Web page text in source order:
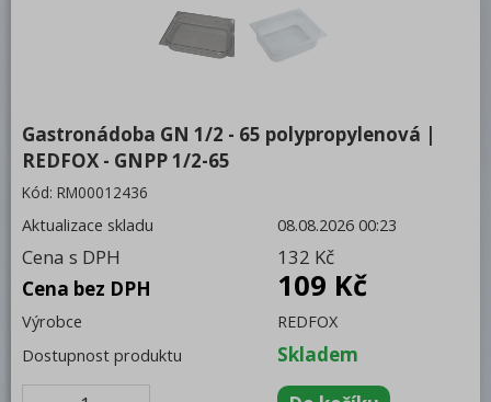
Volně stojící moduly
Nerezový program
Příprava masa a zeleniny
Pizza program
Konvektomaty
Trouby pro rychlou přípravu
Šokery
Mycí program
Gastronádoba GN 1/2 - 65 polypropylenová |
REDFOX - GNPP 1/2-65
Kód: RM00012436
Aktualizace skladu
08.08.2026 00:23
Cena s DPH
132 Kč
Cena bez DPH
109 Kč
Výrobce
REDFOX
Dostupnost produktu
Skladem